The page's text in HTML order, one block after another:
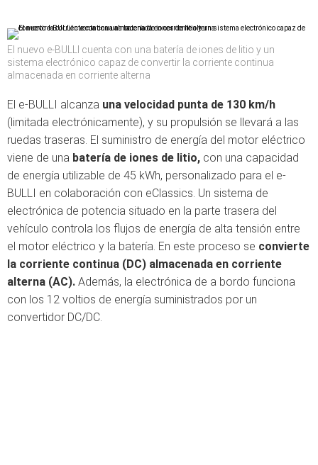
El nuevo e-BULLI cuenta con una batería de iones de litio y un
sistema electrónico capaz de convertir la corriente continua
almacenada en corriente alterna
El e-BULLI alcanza una velocidad punta de 130 km/h
(limitada electrónicamente), y su propulsión se llevará a las
ruedas traseras. El suministro de energía del motor eléctrico
viene de una batería de iones de litio, con una capacidad
de energía utilizable de 45 kWh, personalizado para el e-
BULLI en colaboración con eClassics. Un sistema de
electrónica de potencia situado en la parte trasera del
vehículo controla los flujos de energía de alta tensión entre
el motor eléctrico y la batería. En este proceso se convierte
la corriente continua (DC) almacenada en corriente
alterna (AC). Además, la electrónica de a bordo funciona
con los 12 voltios de energía suministrados por un
convertidor DC/DC.